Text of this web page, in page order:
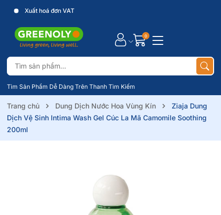
Tất cả sản phẩm nhập khẩu chính ngạch
Tìm Sản Phẩm Dễ Dàng Trên Thanh Tìm Kiếm
0
Trang chủ Dung Dịch Nước Hoa Vùng Kín
Ziaja Dung
Dịch Vệ Sinh Intima Wash Gel Cúc La Mã Camomile Soothing
200ml